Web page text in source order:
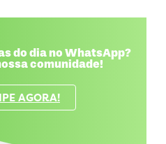
do dia no WhatsApp?
comunidade!
AGORA!